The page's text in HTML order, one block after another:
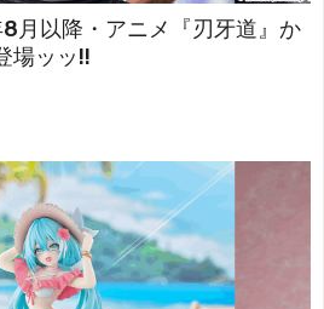
月以降・アニメ『刃牙道』か
場ッッ!!